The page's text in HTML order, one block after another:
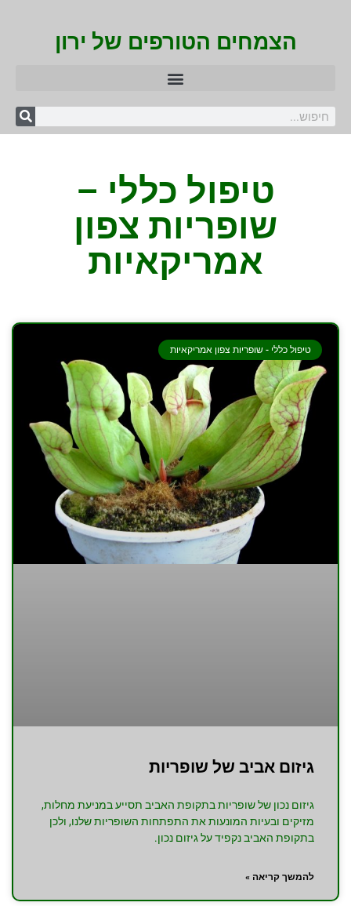
הצמחים הטורפים של ירון
טיפול כללי –
שופריות צפון
אמריקאיות
טיפול כללי - שופריות צפון אמריקאיות
גיזום אביב של שופריות
גיזום נכון של שופריות בתקופת האביב תסייע במניעת מחלות,
מזיקים ובעיות המונעות את התפתחות השופריות שלנו, ולכן
בתקופת האביב נקפיד על גיזום נכון.
להמשך קריאה »